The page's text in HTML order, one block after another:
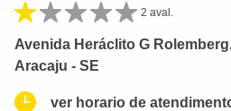
2 aval.
Avenida Heráclito G
Aracaju - SE
ver horario de